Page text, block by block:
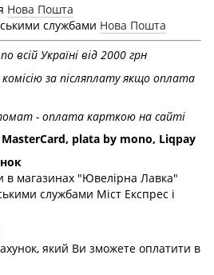
Нова Пошта
службами Нова Пошта
всій Україні від 2000 грн
за післяплату якщо оплата
- оплата карткою на сайті
plata by mono, Liqpay
магазинах "Ювелірна Лавка"
службами Міст Експрес і
який Ви зможете оплатити в